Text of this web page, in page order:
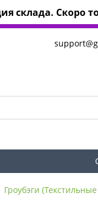
склада. Скоро
Гроубэги